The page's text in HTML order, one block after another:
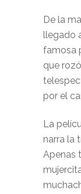
De la
llegado
famosa
que
por el
La
narra la
Apenas